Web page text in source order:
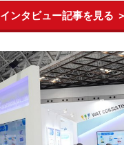
インタビュー記事を見る ＞